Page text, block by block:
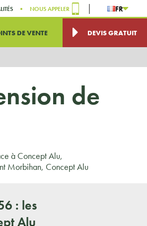
NOUS APPELER FR
DE VENTE DEVIS GRATUIT
de
à Concept Alu,
Morbihan, Concept Alu
: les
Alu